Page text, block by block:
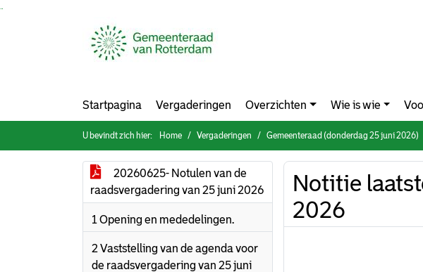
Startpagina Vergaderingen Overzichten Wie is wie
U bevindt zich hier: Home Vergaderingen Gemeenteraad (donderdag 25 juni 2026)
20260625- Notulen van de
raadsvergadering van 25 juni 2026
1 Opening en mededelingen.
2 Vaststelling van de agenda voor
de raadsvergadering van 25 juni
Notitie
2026